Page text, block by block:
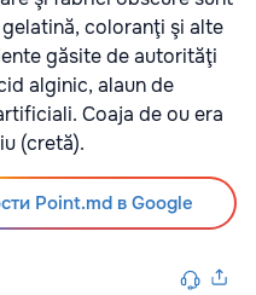
coloranţi şi alte
găsite de autorităţi
alginic, alaun de
Coaja de ou era
(cretă).
Point.md в Google